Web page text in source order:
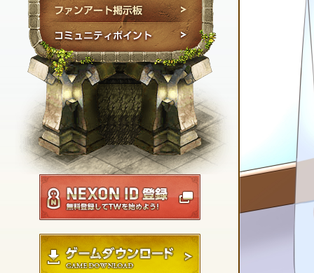
ファンアート掲示板
コミュニティポイン
NEXON ID登録